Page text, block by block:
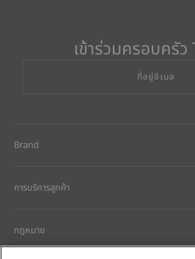
เข้าร่วมครอบครั
ที่อยู่อีเมล
Brand
การบริการลูกค้า
กฎหมาย